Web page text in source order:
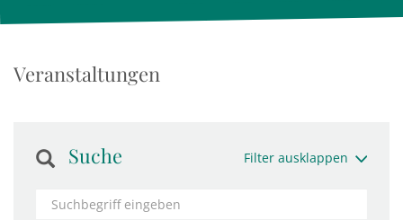
Veranstaltungen
Suche Filter ausklappen